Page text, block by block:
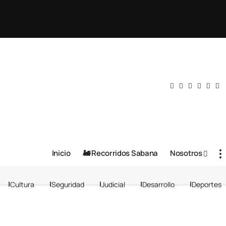
Inicio 🚂 Recorridos Sabana Nosotros
Cultura Seguridad Judicial Desarrollo Deportes